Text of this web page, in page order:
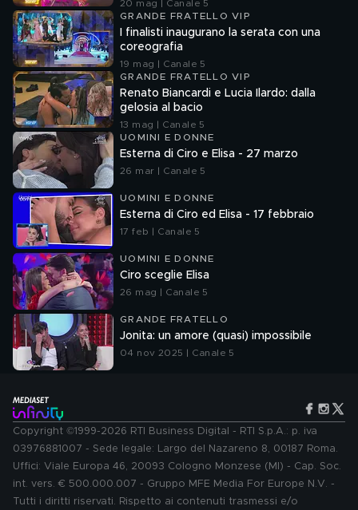
20 mag | Canale 5
GRANDE FRATELLO VIP
I finalisti inaugurano la serata con una
coreografia
19 mag | Canale 5
GRANDE FRATELLO VIP
Renato Biancardi e Lucia Ilardo: dalla
gelosia al bacio
13 mag | Canale 5
UOMINI E DONNE
Esterna di Ciro e Elisa - 27 marzo
26 mar | Canale 5
UOMINI E DONNE
Esterna di Ciro ed Elisa - 17 febbraio
17 feb | Canale 5
UOMINI E DONNE
Ciro sceglie Elisa
26 mag | Canale 5
GRANDE FRATELLO
Jonita: un amore (quasi) impossibile
04 nov 2025 | Canale 5
Copyright ©1999-2026 RTI Business Digital - RTI S.p.A.: p. iva
03976881007 - Sede legale: Largo del Nazareno 8, 00187 Roma.
Uffici: Viale Europa 46, 20093 Cologno Monzese (MI) - Cap. Soc.
int. vers. € 500.000.007 - Gruppo MFE Media For Europe N.V. -
Tutti i diritti riservati. Rispetto ai contenuti trasmessi e/o